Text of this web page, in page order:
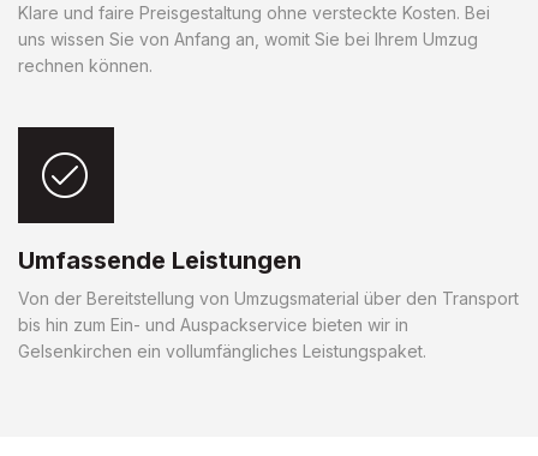
Klare und faire Preisgestaltung ohne versteckte Kosten. Bei
uns wissen Sie von Anfang an, womit Sie bei Ihrem Umzug
rechnen können.
Umfassende Leistungen
Von der Bereitstellung von Umzugsmaterial über den Transport
bis hin zum Ein- und Auspackservice bieten wir in
Gelsenkirchen ein vollumfängliches Leistungspaket.